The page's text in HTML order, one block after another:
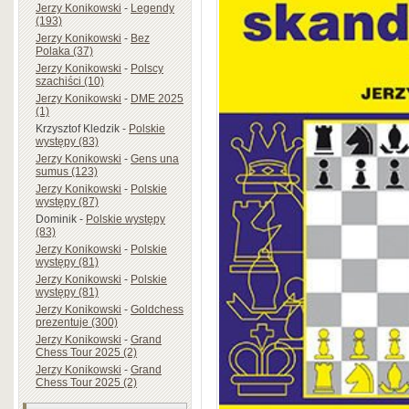
Jerzy Konikowski-Legendy
(193)
Jerzy Konikowski-Bez
Polaka (37)
Jerzy Konikowski-Polscy
szachiści (10)
Jerzy Konikowski-DME 2025
(1)
Krzysztof Kledzik-Polskie
występy (83)
Jerzy Konikowski-Gens una
sumus (123)
Jerzy Konikowski-Polskie
występy (87)
Dominik-Polskie występy
(83)
Jerzy Konikowski-Polskie
występy (81)
Jerzy Konikowski-Polskie
występy (81)
Jerzy Konikowski-Goldchess
prezentuje (300)
Jerzy Konikowski-Grand
Chess Tour 2025 (2)
Jerzy Konikowski-Grand
Chess Tour 2025 (2)